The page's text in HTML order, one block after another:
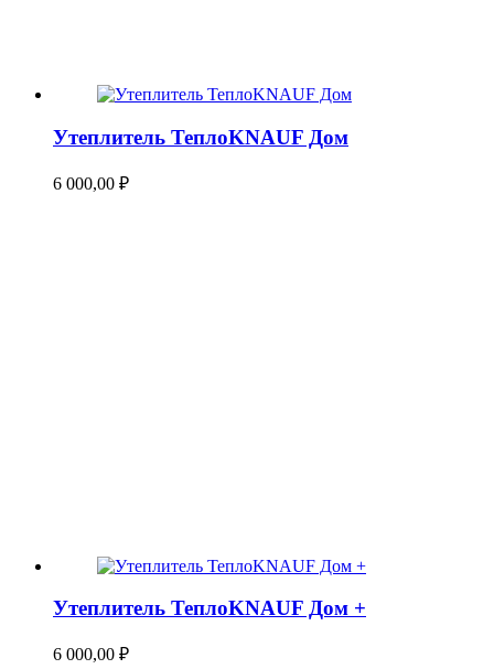
Утеплитель ТеплоKNAUF Дом
6 000,00 ₽
Утеплитель ТеплоKNAUF Дом +
6 000,00 ₽